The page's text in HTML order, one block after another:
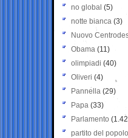
no global (5)
notte bianca (3)
Nuovo
Obama (11)
olimpiadi (40)
Oliveri (4)
Pannella (29)
Papa (33)
Parlamento
partito del